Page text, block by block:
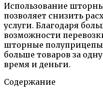
Использование
позволяет снизить
услуги. Благодаря
возможности
шторные полуприцепы
больше товаров за
время и деньги.
Содержание